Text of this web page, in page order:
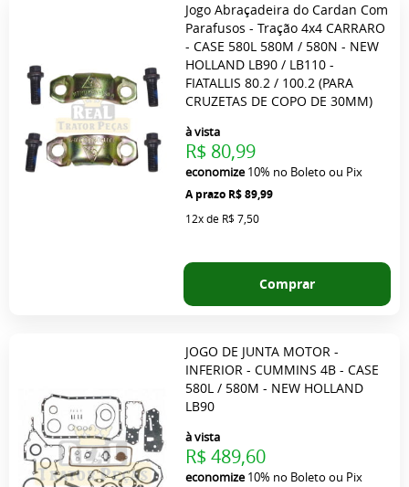
Jogo Abraçadeira do Cardan Com
Parafusos - Tração 4x4 CARRARO
- CASE 580L 580M / 580N - NEW
HOLLAND LB90 / LB110 -
FIATALLIS 80.2 / 100.2 (PARA
CRUZETAS DE COPO DE 30MM)
R$ 89,99
à vista
R$ 80,99
economize10% no Boleto ou Pix
12xde R$ 7,50
Comprar
JOGO DE JUNTA MOTOR -
INFERIOR - CUMMINS 4B - CASE
580L / 580M - NEW HOLLAND
LB90
à vista
R$ 489,60
economize10% no Boleto ou Pix